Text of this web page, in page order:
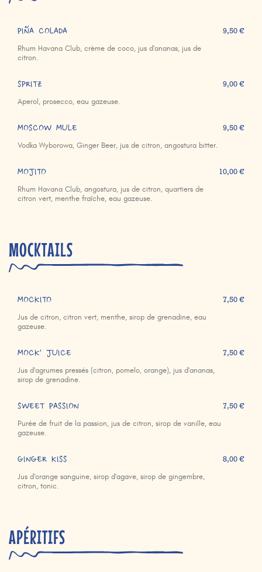
PIÑA COLADA
Rhum Havana Club, crème de coco, jus d'ananas, jus de
citron.
9,50 €
SPRITZ
Aperol, prosecco, eau gazeuse.
9,00 €
MOSCOW MULE
Vodka Wyborowa, Ginger Beer, jus de citron, angostura bitter.
9,50 €
MOJITO
Rhum Havana Club, angostura, jus de citron, quartiers de
citron vert, menthe fraîche, eau gazeuse.
10,00 €
MOCKTAILS
MOCKITO
Jus de citron, citron vert, menthe, sirop de grenadine, eau
gazeuse.
7,50 €
MOCK' JUICE
Jus d'agrumes pressés (citron, pomelo, orange), jus d'ananas,
sirop de grenadine.
7,50 €
SWEET PASSION
Purée de fruit de la passion, jus de citron, sirop de vanille, eau
gazeuse.
7,50 €
GINGER KISS
Jus d'orange sanguine, sirop d'agave, sirop de gingembre,
citron, tonic.
8,00 €
APÉRITIFS